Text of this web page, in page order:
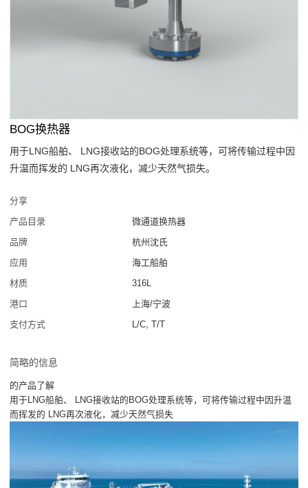
BOG换热器
用于LNG船舶、 LNG接收站的BOG处理系统等，可将传输过程中因
升温而挥发的 LNG再次液化，减少天然气损失。
分享
产品目录
微通道换热器
品牌
杭州沈氏
应用
海工船舶
材质
316L
港口
上海/宁波
支付方式
L/C, T/T
简略的信息
的产品了解
用于LNG船舶、 LNG接收站的BOG处理系统等，可将传输过程中因升温
而挥发的 LNG再次液化，减少天然气损失